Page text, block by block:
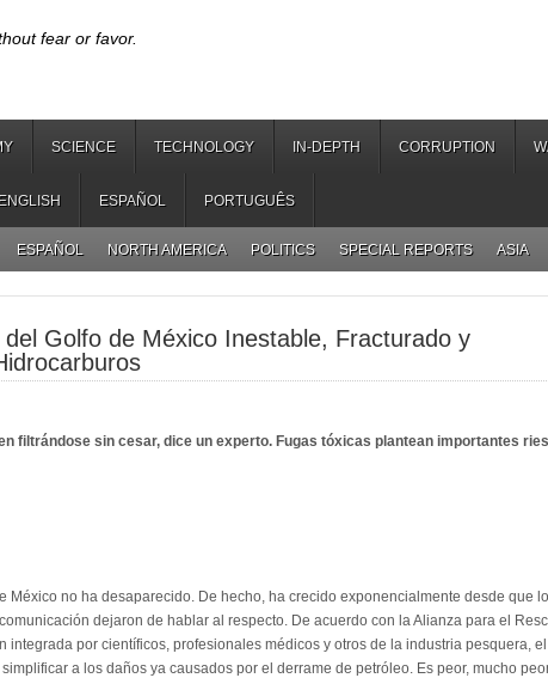
fear or favor.
SCIENCE TECHNOLOGY IN-DEPTH CORRUPTION
ESPAÑOL PORTUGUÊS
ESPAÑOL NORTH AMERICA POLITICS SPECIAL REPORTS ASIA
Golfo de México Inestable, Fracturado y
filtrándose sin cesar, dice un experto. Fugas tóxicas plantean importantes
México no ha desaparecido. De hecho, ha crecido exponencialmente desde que
dejaron de hablar al respecto. De acuerdo con la Alianza para el
integrada por científicos, profesionales médicos y otros de la industria pesquera, el
a los daños ya causados por el derrame de petróleo. Es peor, mucho